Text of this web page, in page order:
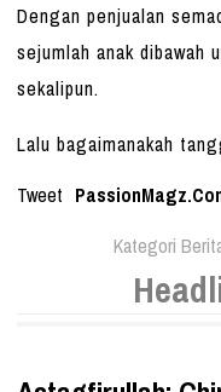
Dengan penjualan
sejumlah anak dibawah
sekalipun.
Lalu bagaimanakah
Tweet
Kategori